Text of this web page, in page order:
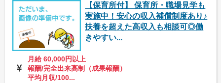
【保育所付】 保育所・職場見学も
実施中！安心の収入補償制度あり♪
扶養を超えた高収入も相談可◎働
きやすい...
月給 60,000円以上
報酬/完全出来高制（成果報酬）
平均月収/100...